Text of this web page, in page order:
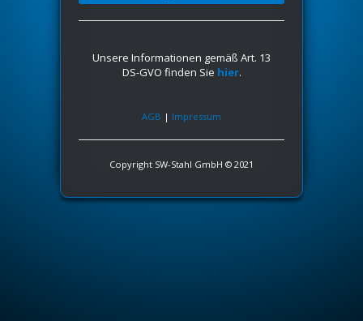
Unsere Informationen gemäß Art. 13
DS-GVO finden Sie hier.
AGB | Impressum
Copyright SW-Stahl GmbH © 2021